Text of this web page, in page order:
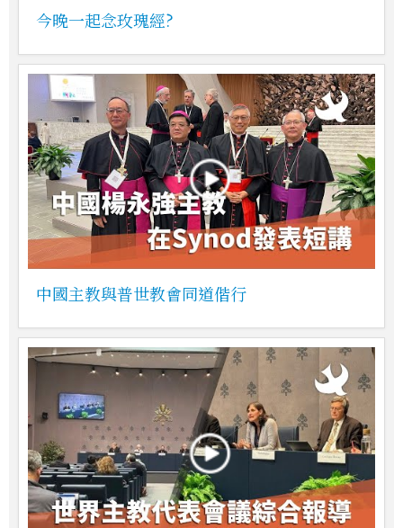
今晚一起念玫瑰經?
中國主教與普世教會同道偕行